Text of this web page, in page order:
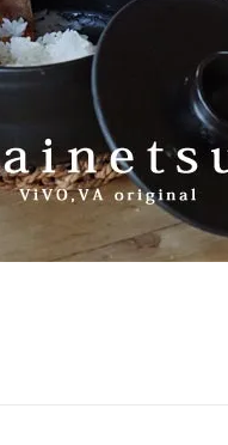
yaso（フレグランス）
サリゲナクツシタ(ヒ